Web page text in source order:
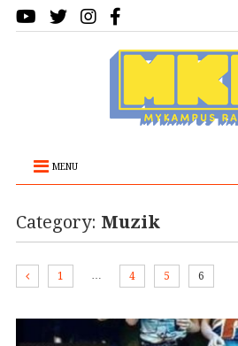
MENU
Category: Muzik
1 … 4 5 6